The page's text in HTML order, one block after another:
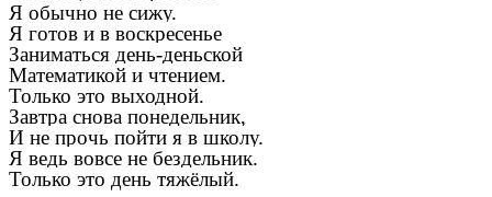
Я обычно не сижу.
Я готов и в воскресенье
Заниматься день-деньской
Математикой и чтением.
Только это выходной.
Завтра снова понедельник,
И не прочь пойти я в школу.
Я ведь вовсе не бездельник.
Только это день тяжёлый.